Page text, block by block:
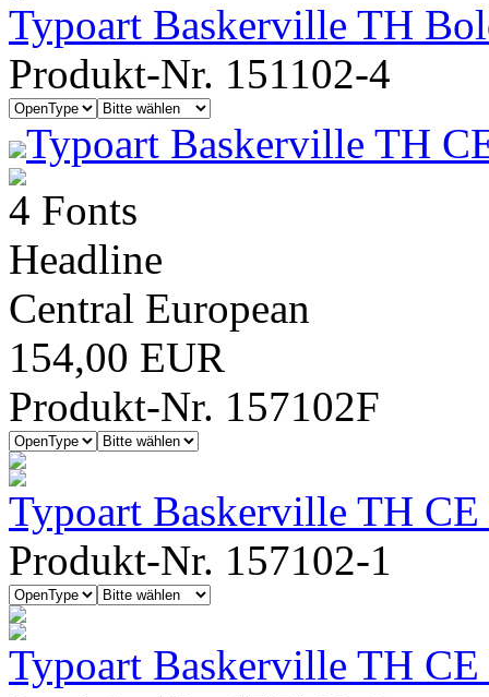
Typoart Baskerville TH
Produkt-Nr. 151102-4
Typoart Baskerville TH
4 Fonts
Headline
Central European
154,00 EUR
Produkt-Nr. 157102F
Typoart Baskerville TH CE
Produkt-Nr. 157102-1
Typoart Baskerville TH